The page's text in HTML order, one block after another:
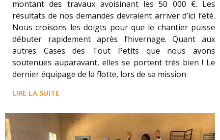
montant des travaux avoisinant les 50 000 €. Les
résultats de nos demandes devraient arriver d’ici l’été.
Nous croisons les doigts pour que le chantier puisse
débuter rapidement après l’hivernage. Quant aux
autres Cases des Tout Petits que nous avons
soutenues auparavant, elles se portent très bien ! Le
dernier équipage de la flotte, lors de sa mission
LIRE LA SUITE